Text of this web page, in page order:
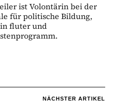
ist Volontärin bei der
für politische Bildung,
fluter und
NÄCHSTER ARTIKEL